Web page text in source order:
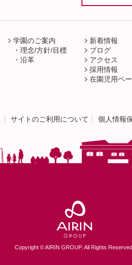
学園のご案内
理念/方針/目標
沿革
新着情報
ブログ
アクセス
採用情報
在園児用ペ
サイトのご利用について 個人情報
Copyright © AIRIN GROUP. All Rights Reserved.